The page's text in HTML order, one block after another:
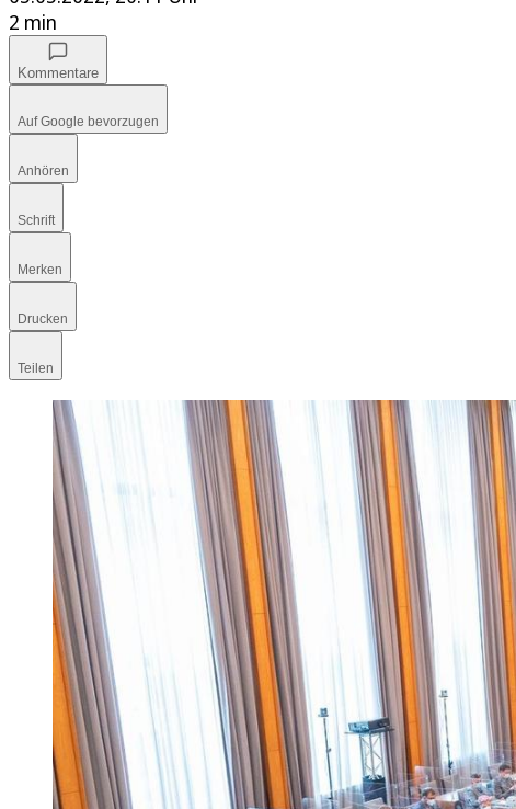
2 min
Kommentare
Auf Google bevorzugen
Anhören
Schrift
Merken
Drucken
Teilen